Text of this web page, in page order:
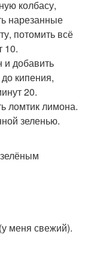
колбасу,
нарезанные
потомить всё
10.
и добавить
кипения,
20.
ломтик лимона.
зеленью.
меня свежий).